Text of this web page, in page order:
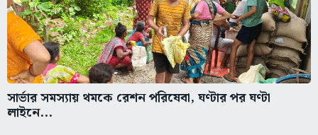
সার্ভার সমস্যায় থমকে রেশন পরিষেবা, ঘণ্টার পর ঘণ্টা
লাইনে...